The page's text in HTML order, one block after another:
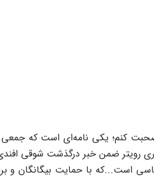
یکی نامه‌ای است که جمعی از
رویتر ضمن خبر درگذشت شوقی
است...که با حمایت بیگانگان و